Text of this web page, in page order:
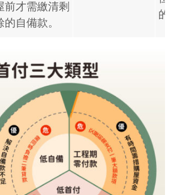
前才需繳清剩
的自備款。